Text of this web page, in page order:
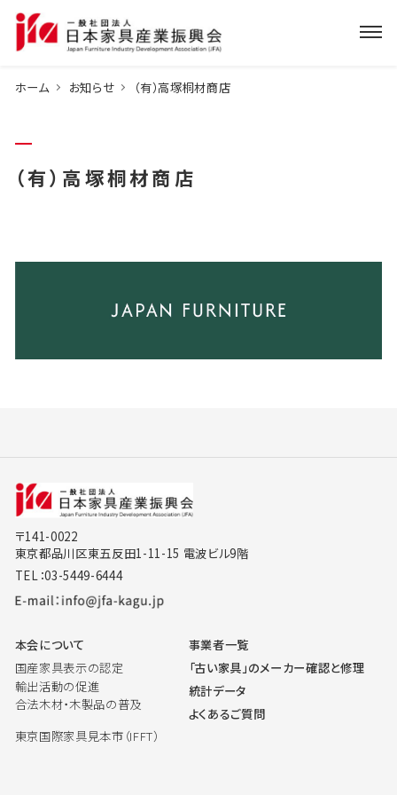
ホーム お知らせ （有）高塚桐材商店
（有）高塚桐材商店
〒141-0022
東京都品川区東五反田1-11-15 電波ビル9階
TEL：03-5449-6444
本会について
国産家具表示の認定
輸出活動の促進
合法木材・木製品の普及
東京国際家具見本市（IFFT）
事業者一覧
「古い家具」のメーカー確認と修理
統計データ
よくあるご質問